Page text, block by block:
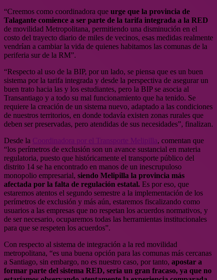
“Creemos como coordinadora que urge que la provincia de
Talagante comience a ser parte de la tarifa integrada a la RED
de movilidad Metropolitana, permitiendo una disminución en el
costo del trayecto diario de miles de vecinos, esas medidas realmente
vendrían a cambiar la vida de quienes habitamos las comunas de la
periferia sur de la RM”.
“Respecto al uso de la BIP, por un lado, se piensa que es un buen
sistema por la tarifa integrada y desde la perspectiva de asegurar un
buen trato hacia las y los estudiantes, pero la BIP se asocia al
Transantiago y a todo su mal funcionamiento que ha tenido. Se
requiere la creación de un sistema nuevo, adaptado a las condiciones
de nuestros territorios, en donde todavía existen zonas rurales que
deben ser preservadas, pero atendidas de sus necesidades”, finalizan.
Desde la Coordinadora por el Transporte Melipilla, comentan que
“los perímetros de exclusión son un avance sustancial en materia
regulatoria, puesto que históricamente el transporte público del
distrito 14 se ha encontrado en manos de un inescrupuloso
monopolio empresarial, siendo Melipilla la provincia más
afectada por la falta de regulación estatal. Es por eso, que
estaremos atentos el segundo semestre a la implementación de los
perímetros de exclusión y más aún, estaremos fiscalizando como
usuarios a las empresas que no respetan los acuerdos normativos, y
de ser necesario, ocuparemos todas las herramientas institucionales
para que se respeten los acuerdos”.
Con respecto al sistema de integración a la red movilidad
metropolitana, “es una buena opción para las comunas más cercanas
a Santiago, sin embargo, no es nuestro caso, por tanto, apostar a
formar parte del sistema RED, sería un gran fracaso, ya que no